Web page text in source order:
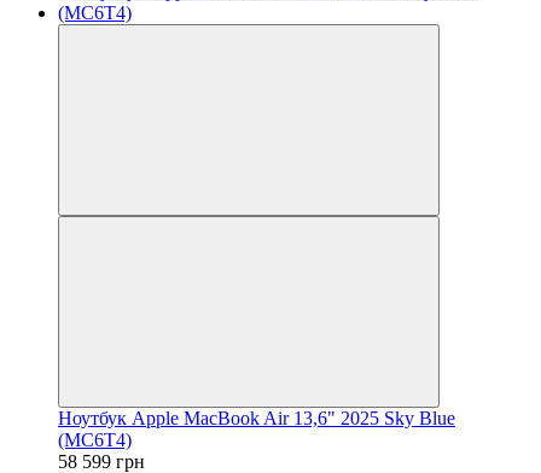
Ноутбук Apple MacBook Air 13,6" 2025 Sky Blue
(MC6T4)
58 599 грн